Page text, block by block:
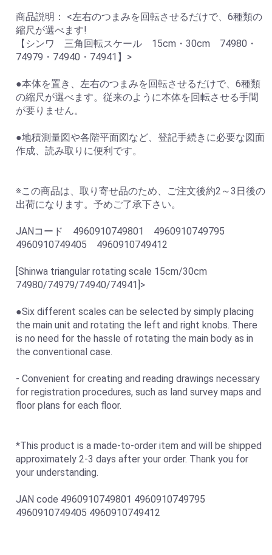
商品説明： <左右のつまみを回転させるだけで、6種類の
縮尺が選べます!
【シンワ 三角回転スケール 15cm・30cm 74980・
74979・74940・74941】>
●本体を置き、左右のつまみを回転させるだけで、6種類
の縮尺が選べます。従来のように本体を回転させる手間
が要りません。
●地積測量図や各階平面図など、登記手続きに必要な図面
作成、読み取りに便利です。
※この商品は、取り寄せ品のため、ご注文後約2～3日後の
出荷になります。予めご了承下さい。
JANコード 4960910749801 4960910749795
4960910749405 4960910749412
[Shinwa triangular rotating scale 15cm/30cm
74980/74979/74940/74941]>
●Six different scales can be selected by simply placing
the main unit and rotating the left and right knobs. There
is no need for the hassle of rotating the main body as in
the conventional case.
- Convenient for creating and reading drawings necessary
for registration procedures, such as land survey maps and
floor plans for each floor.
*This product is a made-to-order item and will be shipped
approximately 2-3 days after your order. Thank you for
your understanding.
JAN code 4960910749801 4960910749795
4960910749405 4960910749412